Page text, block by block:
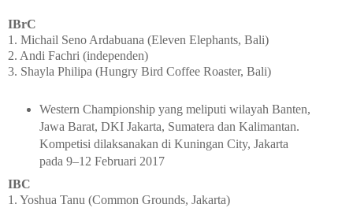
IBrC
1. Michail Seno Ardabuana (Eleven Elephants, Bali)
2. Andi Fachri (independen)
3. Shayla Philipa (Hungry Bird Coffee Roaster, Bali)
Western Championship yang meliputi wilayah Banten,
Jawa Barat, DKI Jakarta, Sumatera dan Kalimantan.
Kompetisi dilaksanakan di Kuningan City, Jakarta
pada 9–12 Februari 2017
IBC
1. Yoshua Tanu (Common Grounds, Jakarta)